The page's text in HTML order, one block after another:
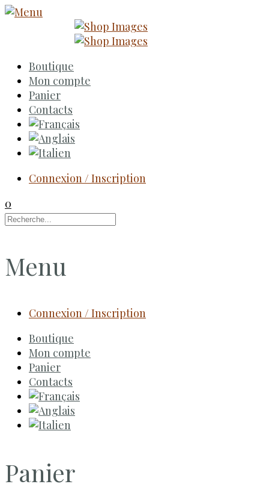
Boutique
Mon compte
Panier
Contacts
Connexion / Inscription
0
Menu
Connexion / Inscription
Boutique
Mon compte
Panier
Contacts
Panier